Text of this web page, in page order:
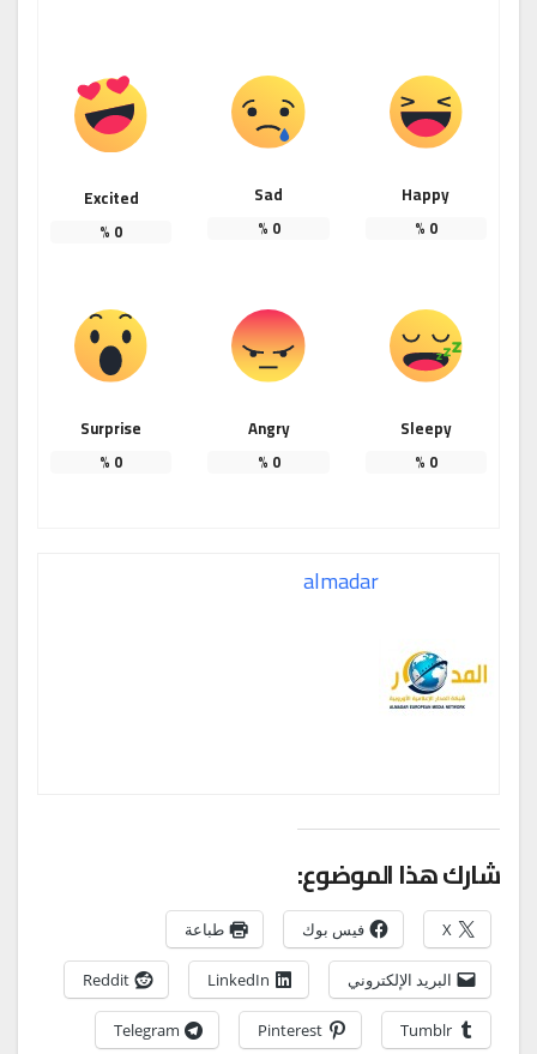
Happy
Excited
Sleepy
Surprise
almadar
هذا الموضوع:
فيس بوك طباعة
البريد الإلكتروني LinkedIn
Reddit
Tumblr
Pinterest
Telegram